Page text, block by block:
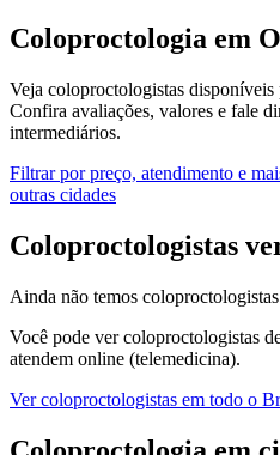
Coloproctologia em
Veja coloproctologistas disponíveis
Confira avaliações, valores e fale
intermediários.
Filtrar por preço, atendimento e
outras cidades
Coloproctologistas
Ainda não temos coloproctologistas
Você pode vercoloproctologistas
atendem online (telemedicina).
Vercoloproctologistas em todo o